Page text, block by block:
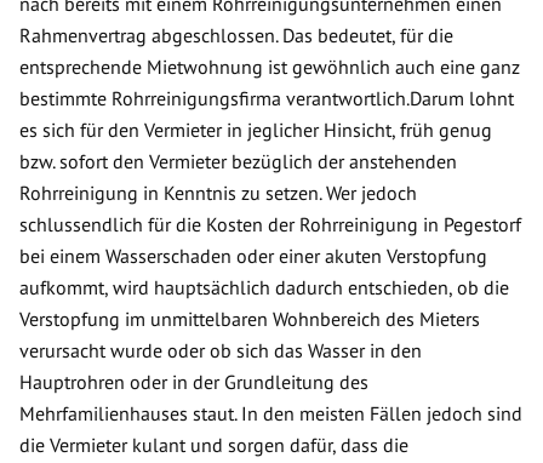
Rahmenvertrag abgeschlossen. Das bedeutet, für die
entsprechende Mietwohnung ist gewöhnlich auch eine ganz
bestimmte Rohrreinigungsfirma verantwortlich.Darum lohnt
es sich für den Vermieter in jeglicher Hinsicht, früh genug
bzw. sofort den Vermieter bezüglich der anstehenden
Rohrreinigung in Kenntnis zu setzen. Wer jedoch
schlussendlich für die Kosten der Rohrreinigung in Pegestorf
bei einem Wasserschaden oder einer akuten Verstopfung
aufkommt, wird hauptsächlich dadurch entschieden, ob die
Verstopfung im unmittelbaren Wohnbereich des Mieters
verursacht wurde oder ob sich das Wasser in den
Hauptrohren oder in der Grundleitung des
Mehrfamilienhauses staut. In den meisten Fällen jedoch sind
die Vermieter kulant und sorgen dafür, dass die